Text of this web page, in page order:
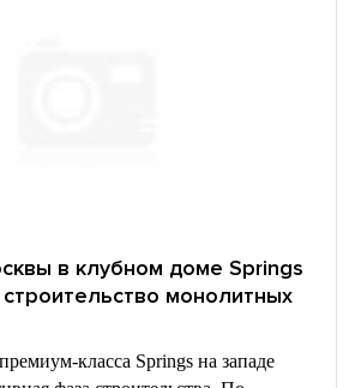
в клубном доме Springs
монолитных
класса Springs на западе